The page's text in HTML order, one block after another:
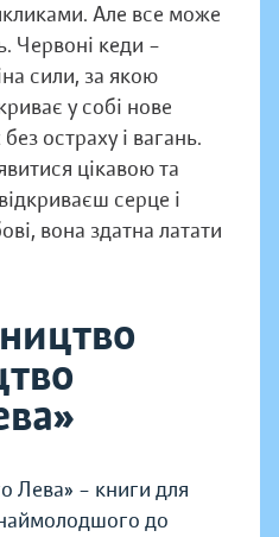
Але все може
Червоні кеди –
сили, за якою
у собі нове
остраху і вагань.
цікавою та
серце і
вона здатна латати
Лева» – книги для
наймолодшого до